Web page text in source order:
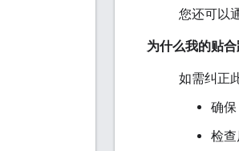
您还可以
为什么我的贴
如需纠正
确保
检